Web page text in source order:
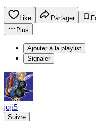
Like Partager
Plus
Ajouter à la playlist
Signaler
joji5
Suivre